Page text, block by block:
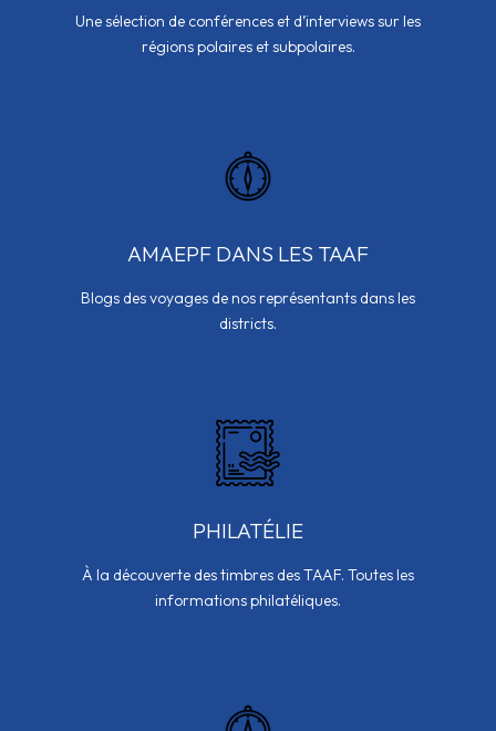
Une sélection de conférences et d’interviews sur les
régions polaires et subpolaires.
AMAEPF DANS LES TAAF
Blogs des voyages de nos représentants dans les
districts.
PHILATÉLIE
À la découverte des timbres des TAAF. Toutes les
informations philatéliques.